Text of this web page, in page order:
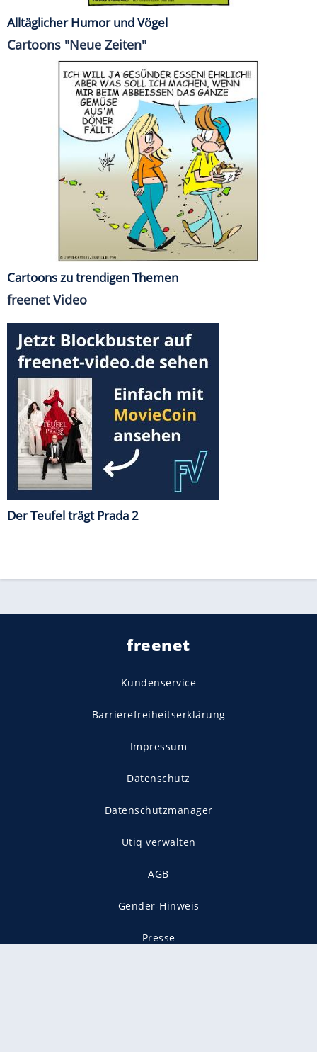
Alltäglicher Humor und Vögel
Cartoons "Neue Zeiten"
Cartoons zu trendigen Themen
freenet Video
Der Teufel trägt Prada 2
freenet
Kundenservice
Barrierefreiheitserklärung
Impressum
Datenschutz
Datenschutzmanager
Utiq verwalten
AGB
Gender-Hinweis
Presse